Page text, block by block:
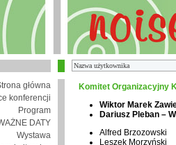
główna
konferencji
Program
DATY
Wystawa
Komitet Organizacyjny
Wiktor Marek
Dariusz Pleban –
Alfred Brzozowski
Leszek Morzyński